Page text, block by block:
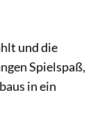
und die
Spielspaß,
in ein